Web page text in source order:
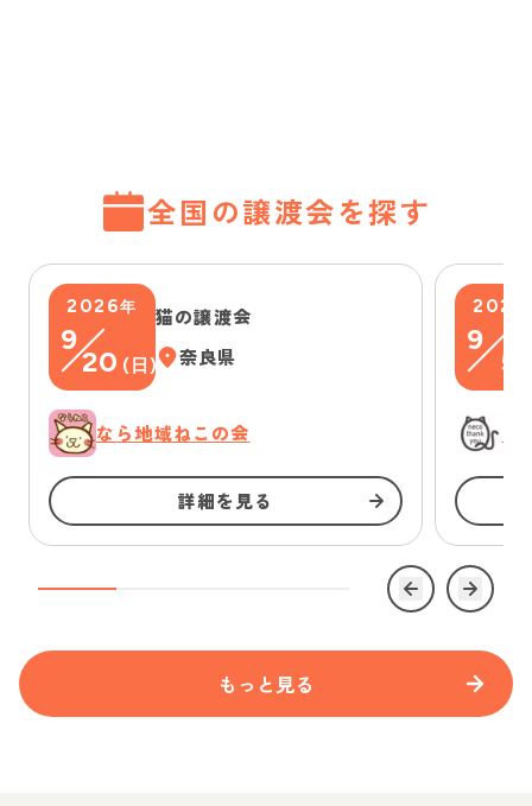
全国の譲渡会を探す
2026年
9
20 ( 日)
猫の譲渡会
奈良県
なら地域ねこの会
詳細を見る
2026
9
5
もっと見る